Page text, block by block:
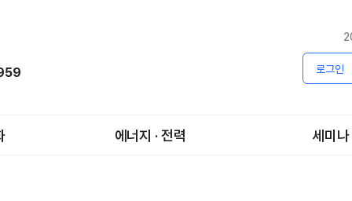
로그인
에너지 · 전력 세미나